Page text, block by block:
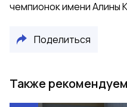
чемпионок имени Алины
Поделиться
Также рекомендуем